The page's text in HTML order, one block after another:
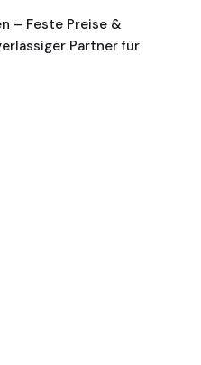
– Feste Preise &
Partner für